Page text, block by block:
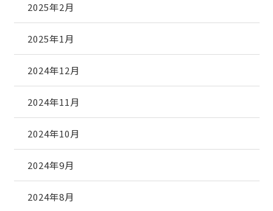
2025年2月
2025年1月
2024年12月
2024年11月
2024年10月
2024年9月
2024年8月